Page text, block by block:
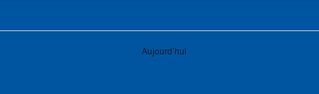
Aujourd’hui